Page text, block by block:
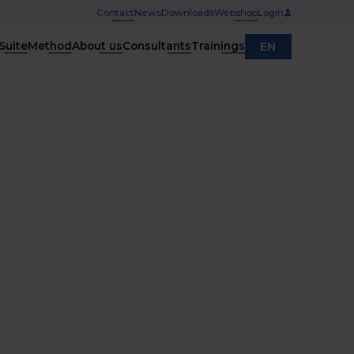
ContactNewsDownloadsWebshopLogin
MethodAbout usConsultantsTrainings EN